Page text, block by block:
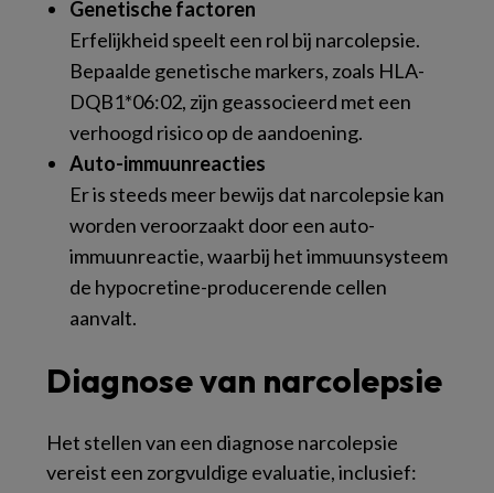
Genetische factoren
Erfelijkheid speelt een rol bij narcolepsie.
Bepaalde genetische markers, zoals HLA-
DQB1*06:02, zijn geassocieerd met een
verhoogd risico op de aandoening.
Auto-immuunreacties
Er is steeds meer bewijs dat narcolepsie kan
worden veroorzaakt door een auto-
immuunreactie, waarbij het immuunsysteem
de hypocretine-producerende cellen
aanvalt.
Diagnose van narcolepsie
Het stellen van een diagnose narcolepsie
vereist een zorgvuldige evaluatie, inclusief: